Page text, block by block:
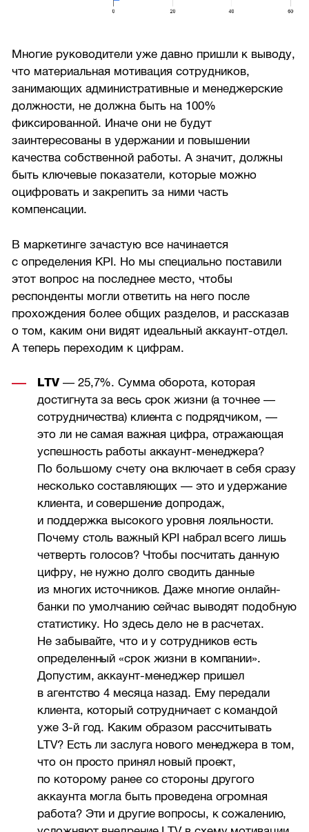
Многие руководители уже давно пришли к выводу,
что материальная мотивация сотрудников,
занимающих административные и менеджерские
должности, не должна быть на 100%
фиксированной. Иначе они не будут
заинтересованы в удержании и повышении
качества собственной работы. А значит, должны
быть ключевые показатели, которые можно
оцифровать и закрепить за ними часть
компенсации.
В маркетинге зачастую все начинается
с определения KPI. Но мы специально поставили
этот вопрос на последнее место, чтобы
респонденты могли ответить на него после
прохождения более общих разделов, и рассказав
о том, каким они видят идеальный аккаунт-отдел.
А теперь переходим к цифрам.
LTV — 25,7%. Сумма оборота, которая
достигнута за весь срок жизни (а точнее —
сотрудничества) клиента с подрядчиком, —
это ли не самая важная цифра, отражающая
успешность работы аккаунт-менеджера?
По большому счету она включает в себя сразу
несколько составляющих — это и удержание
клиента, и совершение допродаж,
и поддержка высокого уровня лояльности.
Почему столь важный KPI набрал всего лишь
четверть голосов? Чтобы посчитать данную
цифру, не нужно долго сводить данные
из многих источников. Даже многие онлайн-
банки по умолчанию сейчас выводят подобную
статистику. Но здесь дело не в расчетах.
Не забывайте, что и у сотрудников есть
определенный «срок жизни в компании».
Допустим, аккаунт-менеджер пришел
в агентство 4 месяца назад. Ему передали
клиента, который сотрудничает с командой
уже3-йгод. Каким образом рассчитывать
LTV? Есть ли заслуга нового менеджера в том,
что он просто принял новый проект,
по которому ранее со стороны другого
аккаунта могла быть проведена огромная
работа? Эти и другие вопросы, к сожалению,